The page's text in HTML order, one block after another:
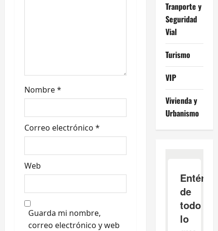
d
a
s
Nombre*
Correo electrónico *
Web
Guarda mi nombre,
correo electrónico y web
Tranporte y
Seguridad
Vial
Turismo
VIP
Vivienda y
Urbanismo